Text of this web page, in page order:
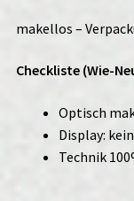
makellos –
Checkliste (Wie-
Optisch
Display:
Technik